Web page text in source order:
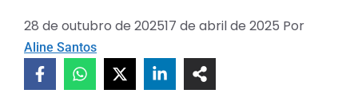
28 de outubro de 202517 de abril de 2025 Por
Aline Santos